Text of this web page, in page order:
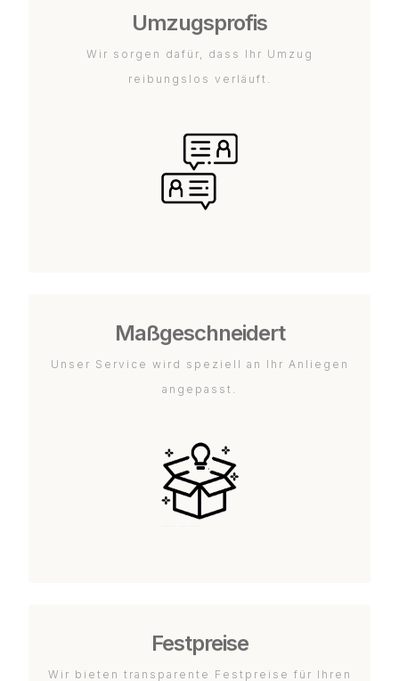
Umzugsprofis
Wir sorgen dafür, dass Ihr Umzug
reibungslos verläuft.
Maßgeschneidert
Unser Service wird speziell an Ihr Anliegen
angepasst.
Festpreise
Wir bieten transparente Festpreise für Ihren